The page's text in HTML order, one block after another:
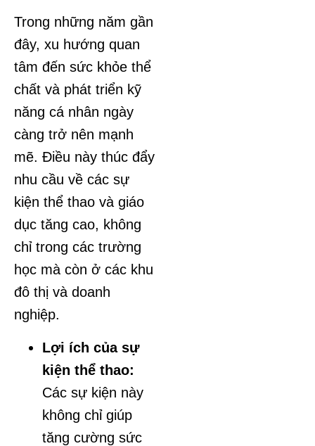
Trong những năm gần
đây, xu hướng quan
tâm đến sức khỏe thể
chất và phát triển kỹ
năng cá nhân ngày
càng trở nên mạnh
mẽ. Điều này thúc đẩy
nhu cầu về các sự
kiện thể thao và giáo
dục tăng cao, không
chỉ trong các trường
học mà còn ở các khu
đô thị và doanh
nghiệp.
Lợi ích của sự
kiện thể thao:
Các sự kiện này
không chỉ giúp
tăng cường sức